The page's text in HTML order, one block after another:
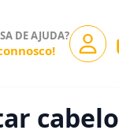
DE AJUDA?
cabelo